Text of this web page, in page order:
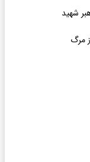
شهید
مرگ